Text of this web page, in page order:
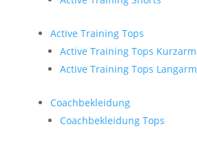
Active Training Tops
Active Training Tops Kurzarm
Active Training Tops Langarm
Coachbekleidung
Coachbekleidung Tops